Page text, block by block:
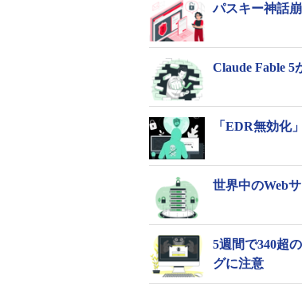
パスキー神話
Claude Fable
「EDR無効化
世界中のWeb
5週間で340超
グに注意